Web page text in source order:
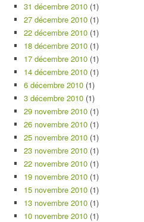
31 décembre 2010 (1)
27 décembre 2010 (1)
22 décembre 2010 (1)
18 décembre 2010 (1)
17 décembre 2010 (1)
14 décembre 2010 (1)
6 décembre 2010 (1)
3 décembre 2010 (1)
29 novembre 2010 (1)
26 novembre 2010 (1)
25 novembre 2010 (1)
23 novembre 2010 (1)
22 novembre 2010 (1)
19 novembre 2010 (1)
15 novembre 2010 (1)
13 novembre 2010 (1)
10 novembre 2010 (1)